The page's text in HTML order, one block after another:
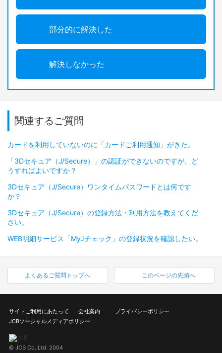
部分的に解決した
解決しなかった
関連するご質問
カードを利用していないのに「カードご利用通知」がきた。
「3Dセキュア（J/Secure）」の認証ができないのですが、ど
うすればよいですか？
3Dセキュア（J/Secure）ワンタイムパスワードとは何です
か？
3Dセキュア（J/Secure）の登録方法・利用方法を教えてくだ
さい。
WEB明細サービス「MyJチェック」の登録状況を確認したい。
よくあるご質問トップへ このページの先頭へ
サイトご利用にあたって 会社案内
プライバシーポリシー
JCBソーシャルメディアポリシー
© JCB Co.,Ltd. 2004